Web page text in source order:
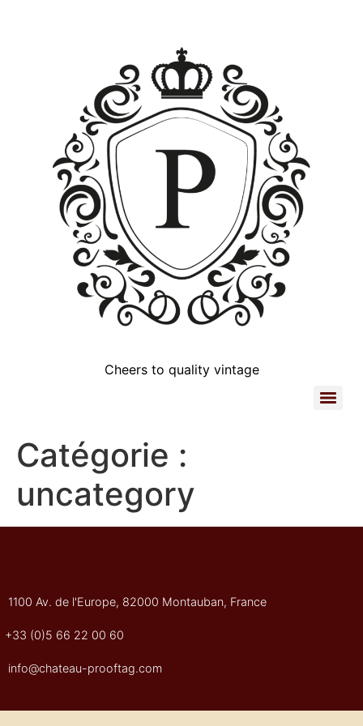
Cheers to quality vintage
Catégorie :
uncategory
1100 Av. de l'Europe, 82000 Montauban, France
+33 (0)5 66 22 00 60
info@chateau-prooftag.com